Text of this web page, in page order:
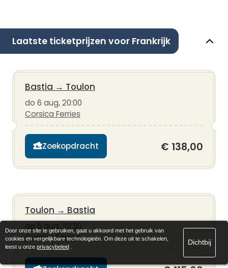
Laatste ticketprijzen voor Frankrijk
Bastia → Toulon
do 6 aug, 20:00
Corsica Ferries
Zoekopdracht € 138,00
Toulon → Bastia
do 6 aug, 22:30
Corsica Ferries
Door onze site te gebruiken, gaat u akkoord met het gebruik van
cookies en vergelijkbare technologieën. Om deze uit te schakelen,
leest u onze privacybeleid.
Dichtbij